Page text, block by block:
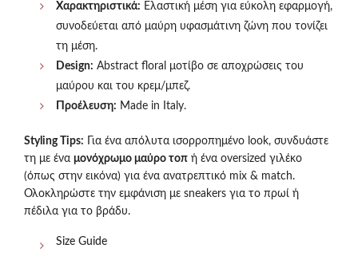
Χαρακτηριστικά: Ελαστική μέση για εύκολη εφαρμογή,
συνοδεύεται από μαύρη υφασμάτινη ζώνη που τονίζει
τη μέση.
Design: Abstract floral μοτίβο σε αποχρώσεις του
μαύρου και του κρεμ/μπεζ.
Προέλευση: Made in Italy.
Styling Tips: Για ένα απόλυτα ισορροπημένο look, συνδυάστε
τη με ένα μονόχρωμο μαύρο τοπ ή ένα oversized γιλέκο
(όπως στην εικόνα) για ένα ανατρεπτικό mix & match.
Ολοκληρώστε την εμφάνιση με sneakers για το πρωί ή
πέδιλα για το βράδυ.
Size Guide